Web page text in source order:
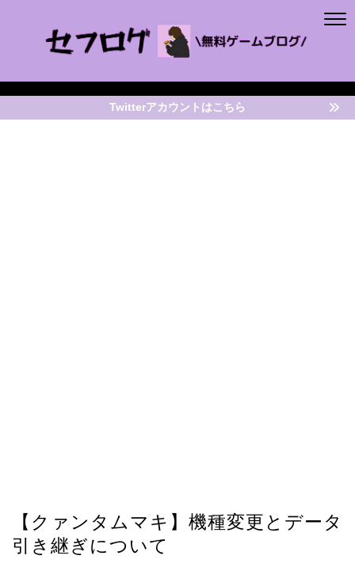
Twitterアカウントはこちら
【クァンタムマキ】機種変更とデータ
引き継ぎについて